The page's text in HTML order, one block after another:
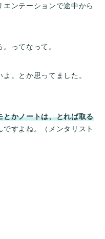
ンテーションで途中から
ってなって。
。とか思ってました。
とかノートは、とれば取る
ですよね。（メンタリスト